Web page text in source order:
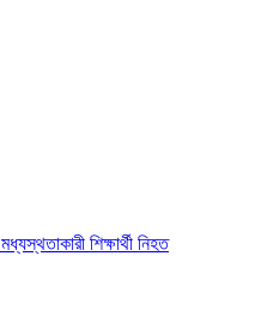
শিক্ষার্থী নিহত